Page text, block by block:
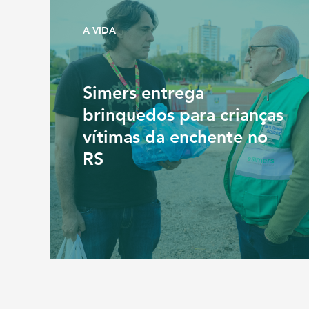
A VIDA
Simers entrega
brinquedos para crianças
vítimas da enchente no
RS